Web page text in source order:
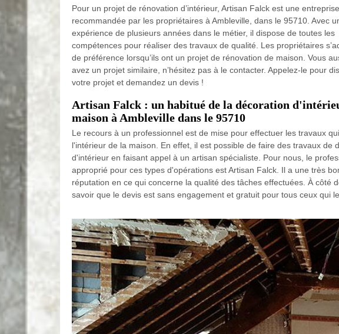
Pour un projet de rénovation d’intérieur, Artisan Falck est une entreprise
recommandée par les propriétaires à Ambleville, dans le 95710. Avec
expérience de plusieurs années dans le métier, il dispose de toutes les
compétences pour réaliser des travaux de qualité. Les propriétaires
de préférence lorsqu’ils ont un projet de rénovation de maison. Vous
avez un projet similaire, n’hésitez pas à le contacter. Appelez-le pour
votre projet et demandez un devis !
Artisan Falck : un habitué de la décoration
maison à Ambleville dans le 95710
Le recours à un professionnel est de mise pour effectuer les travaux
l'intérieur de la maison. En effet, il est possible de faire des travaux de
d'intérieur en faisant appel à un artisan spécialiste. Pour nous, le
approprié pour ces types d'opérations est Artisan Falck. Il a une très
réputation en ce qui concerne la qualité des tâches effectuées. À côté
savoir que le devis est sans engagement et gratuit pour tous ceux qui